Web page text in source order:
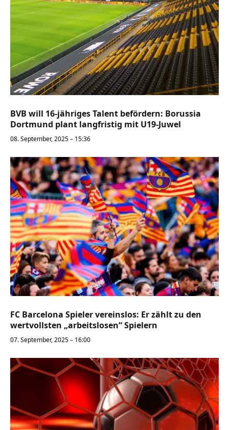
BVB will 16-jähriges Talent befördern: Borussia
Dortmund plant langfristig mit U19-Juwel
08. September, 2025 – 15:36
FC Barcelona Spieler vereinslos: Er zählt zu den
wertvollsten „arbeitslosen“ Spielern
07. September, 2025 – 16:00